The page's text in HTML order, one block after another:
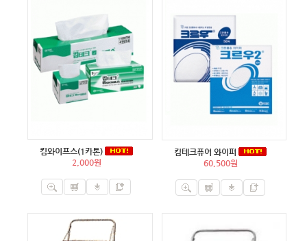
킴와이프스(1카톤)
2,000원
킴테크퓨어 와이퍼
60,500원